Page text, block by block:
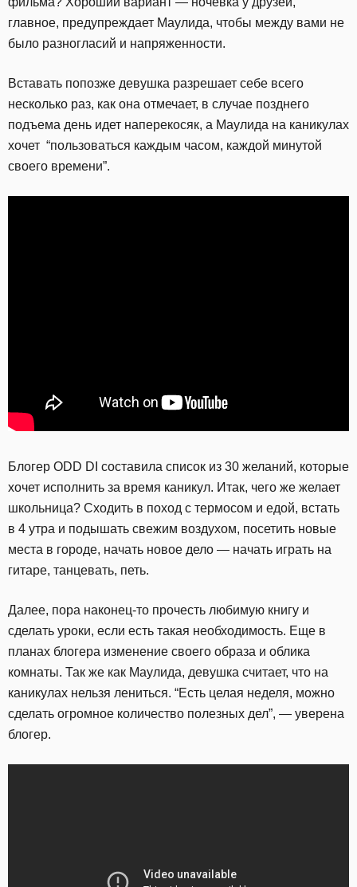
главное, предупреждает Маулида, чтобы между вами не
было разногласий и напряженности.
Вставать попозже девушка разрешает себе всего
несколько раз, как она отмечает, в случае позднего
подъема день идет наперекосяк, а Маулида на каникулах
хочет “пользоваться каждым часом, каждой минутой
своего времени”.
Блогер ODD DI составила список из 30 желаний, которые
хочет исполнить за время каникул. Итак, чего же желает
школьница? Сходить в поход с термосом и едой, встать
в 4 утра и подышать свежим воздухом, посетить новые
места в городе, начать новое дело — начать играть на
гитаре, танцевать, петь.
Далее, пора наконец-то прочесть любимую книгу и
сделать уроки, если есть такая необходимость. Еще в
планах блогера изменение своего образа и облика
комнаты. Так же как Маулида, девушка считает, что на
каникулах нельзя лениться. “Есть целая неделя, можно
сделать огромное количество полезных дел”, — уверена
блогер.